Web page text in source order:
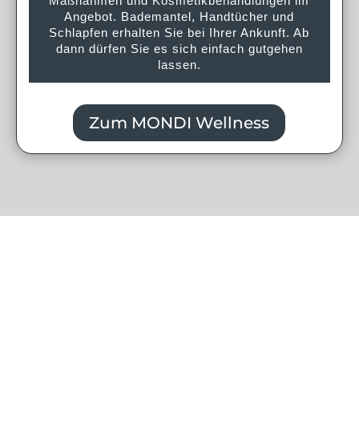
Angebot. Bademantel, Handtücher und
Schlapfen erhalten Sie bei Ihrer Ankunft. Ab
dann dürfen Sie es sich einfach gutgehen
lassen.
Zum MONDI Wellness